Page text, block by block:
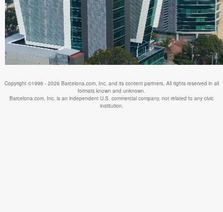
Copyright ©1996 - 2026 Barcelona.com, Inc. and its content partners. All rights reserved in all
formats known and unknown.
Barcelona.com, Inc. is an independent U.S. commercial company, not related to any civic
institution.